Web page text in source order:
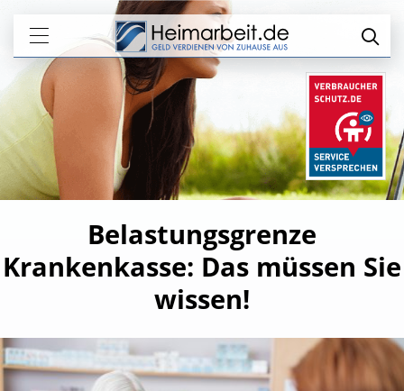
Belastungsgrenze
Krankenkasse: Das müssen Sie
wissen!